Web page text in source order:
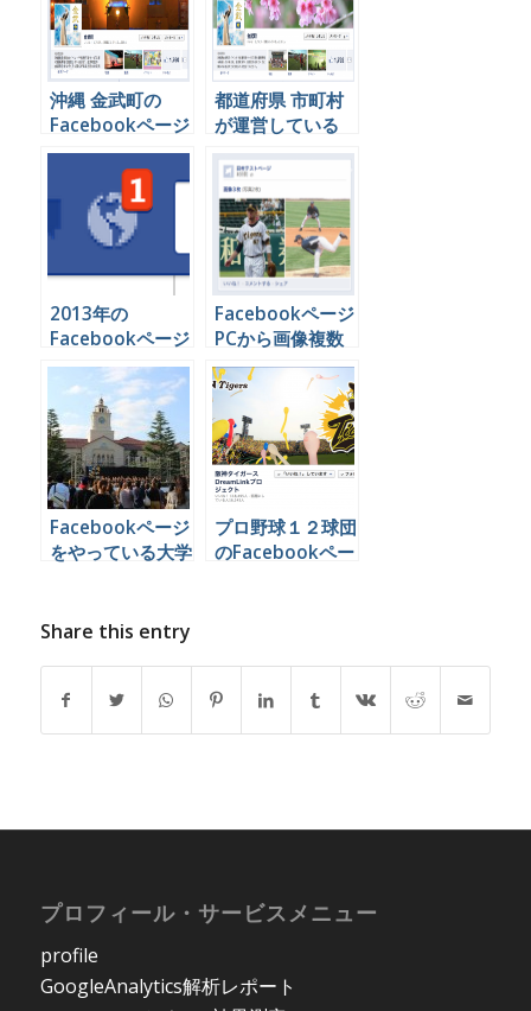
沖縄 金武町の
Facebookページ
がなぜ参考になる
都道府県 市町村
が運営している
Facebookページ
一覧
2013年の
Facebookページ
運用にて必要な２
本の柱とは
Facebookページ
PCから画像複数
アップ バラバラ
に表示される問題
を解決する
Facebookページ
をやっている大学
プロ野球１２球団
のFacebookペー
Share this entry
プロフィール・サービスメニュー
profile
GoogleAnalytics解析レポート